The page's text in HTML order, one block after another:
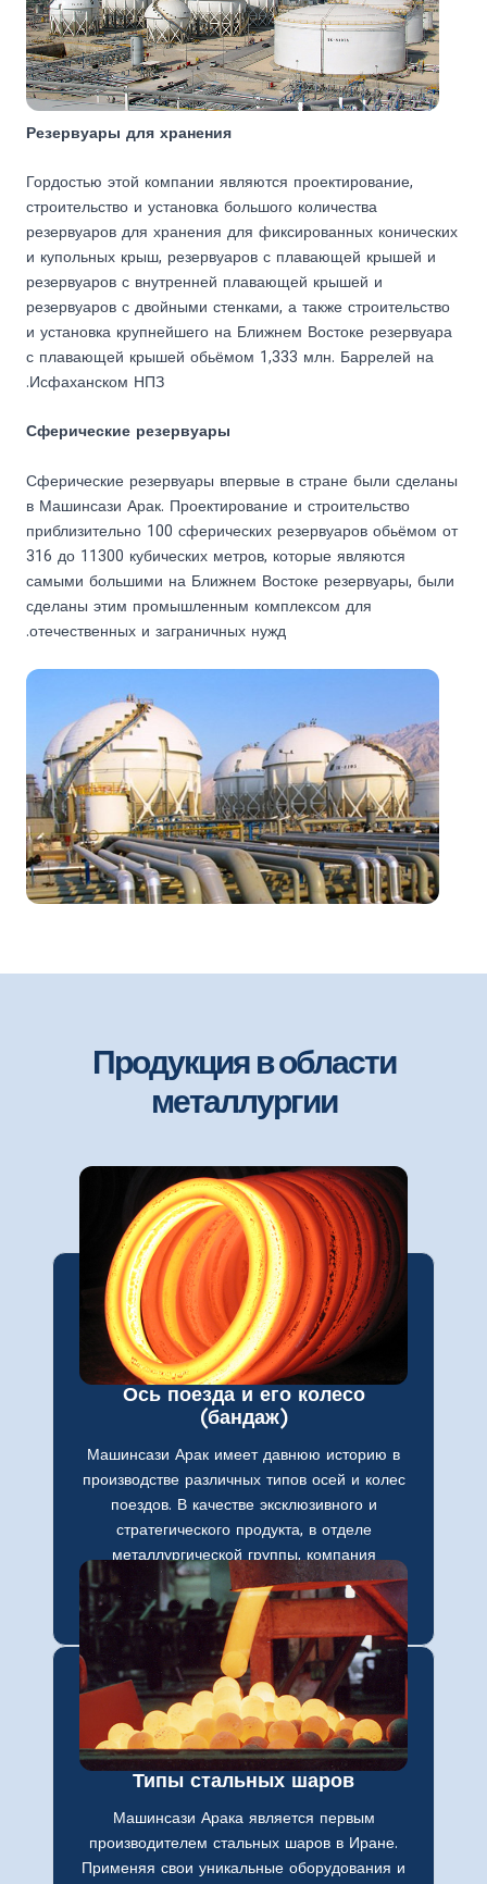
Резервуары для хранения
Гордостью этой компании являются проектирование,
строительство и установка большого количества
резервуаров для хранения для фиксированных конических
и купольных крыш, резервуаров с плавающей крышей и
резервуаров с внутренней плавающей крышей и
резервуаров с двойными стенками, а также строительство
и установка крупнейшего на Ближнем Востоке резервуара
с плавающей крышей обьёмом 1,333 млн. Баррелей на
Исфаханском НПЗ.
Сферические резервуары
Сферические резервуары впервые в стране были сделаны
в Машинсази Арак. Проектирование и строительство
приблизительно 100 сферических резервуаров обьёмом от
316 до 11300 кубических метров, которые являются
самыми большими на Ближнем Востоке резервуары, были
сделаны этим промышленным комплексом для
отечественных и заграничных нужд.
Продукция в области
металлургии
Ось поезда и его колесо
(бандаж)
Машинсази Арак имеет давнюю историю в
производстве различных типов осей и колес
поездов. В качестве эксклюзивного и
стратегического продукта, в отделе
металлургической группы, компания
производит большой объем данной
продукции.
Типы стальных шаров
Машинсази Арака является первым
производителем стальных шаров в Иране.
Применяя свои уникальные оборудования и